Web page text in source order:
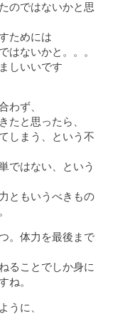
のではないかと思
ためには
はないかと。。。
しいいです
わず、
たと思ったら、
しまう、という不
ではない、という
ともいうべきもの
。体力を最後まで
ることでしか身に
ね。
うに、